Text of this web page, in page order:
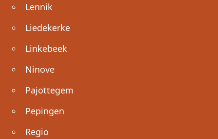
Lennik
Liedekerke
Linkebeek
Ninove
Pajottegem
Pepingen
Regio